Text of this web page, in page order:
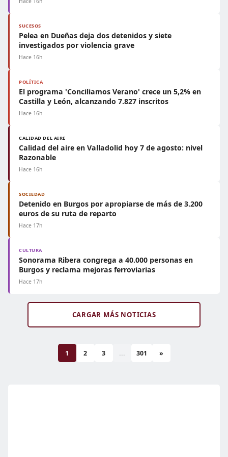
SUCESOS
Pelea en Dueñas deja dos detenidos y siete
investigados por violencia grave
Hace 16h
POLÍTICA
El programa 'Conciliamos Verano' crece un 5,2% en
Castilla y León, alcanzando 7.827 inscritos
Hace 16h
CALIDAD DEL AIRE
Calidad del aire en Valladolid hoy 7 de agosto: nivel
Razonable
Hace 16h
SOCIEDAD
Detenido en Burgos por apropiarse de más de 3.200
euros de su ruta de reparto
Hace 17h
CULTURA
Sonorama Ribera congrega a 40.000 personas en
Burgos y reclama mejoras ferroviarias
Hace 17h
CARGAR MÁS NOTICIAS
1 2 3 ... 301 »